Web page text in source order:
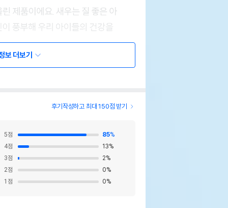
보 더보기
후기작성하고 최대 150점 받기
5점 85%
4점 13%
3점 2%
2점 0%
1 점 0%